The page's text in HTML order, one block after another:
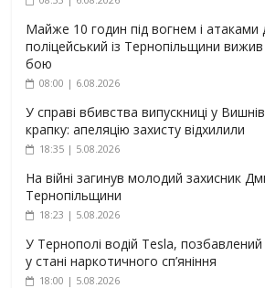
Майже 10 годин під вогнем і атаками
поліцейський із Тернопільщини
бою
08:00 | 6.08.2026
У справі вбивства випускниці у
крапку: апеляцію захисту відхилили
18:35 | 5.08.2026
На війні загинув молодий захисник
Тернопільщини
18:23 | 5.08.2026
У Тернополі водій Tesla,
у стані наркотичного сп’яніння
18:00 | 5.08.2026